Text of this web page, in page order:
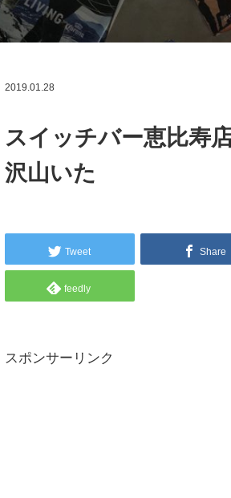
2019.01.28
スイッチバー恵比寿
沢山いた
Tweet Share
feedly
スポンサーリンク